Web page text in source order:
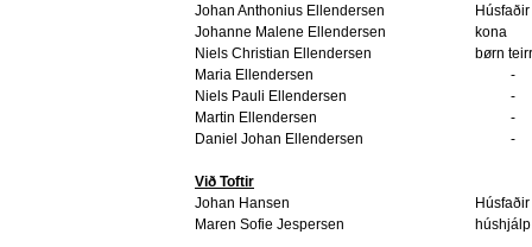
Johan Anthonius Ellendersen
Húsfaðir
Johanne Malene Ellendersen
kona
Niels Christian Ellendersen
børn
Maria Ellendersen
-
Niels Pauli Ellendersen
-
Martin Ellendersen
-
Daniel Johan Ellendersen
-
Við Toftir
Johan Hansen
Húsfaðir
Maren Sofie Jespersen
húshjálp